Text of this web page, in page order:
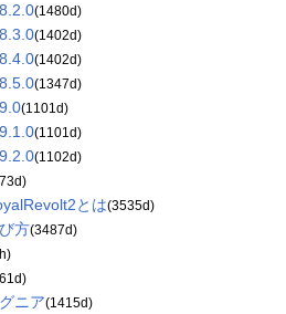
(1480d)
(1402d)
(1402d)
(1347d)
(1101d)
(1101d)
(1102d)
とは(3535d)
方(3487d)
ニア(1415d)